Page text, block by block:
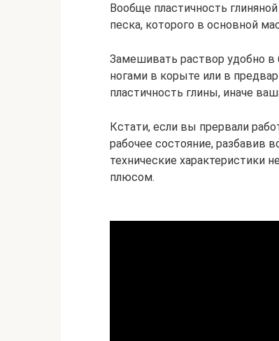
Вообще пластичность
песка, которого в основной
Замешивать раствор удобно
ногами в корыте или в
пластичность глины, иначе
Кстати, если вы прервали
рабочее состояние, разбавив
технические характеристики
плюсом.